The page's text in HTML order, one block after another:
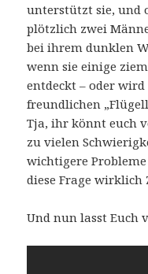
unterstützt sie, und
plötzlich zwei
bei ihrem dunklen
wenn sie einige
entdeckt – oder
freundlichen
Tja, ihr könnt euch
zu vielen
wichtigere
diese Frage
Und nun lasst Euch